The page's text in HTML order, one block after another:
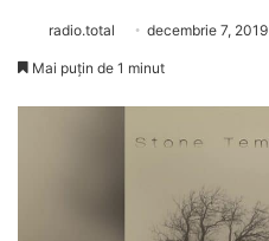
radio.total decembrie 7, 2019
Mai puțin de 1 minut